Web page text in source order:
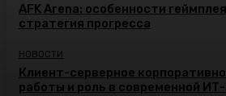
AFK Arena: особенности
стратегия прогресса
НОВОСТИ
Клиент-серверное
работы и роль в современной